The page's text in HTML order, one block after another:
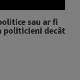
sau ar fi
politicieni decât